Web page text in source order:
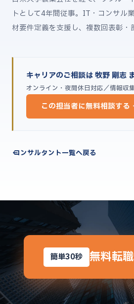
トとして4年間従事。IT・コンサル
材要件定義を支援し、複数回表彰・
キャリアのご相談は 牧野 剛志 ま
オンライン・夜間休日対応／情報収
この担当者に無料相談する →
← コンサルタント一覧へ戻る
簡単30秒 無料転